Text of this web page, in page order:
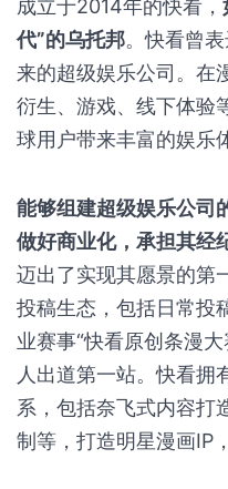
成立于2014年的快看，
代”的乌托邦。快看曾
来的超级娱乐公司。在
衍生、游戏、线下体验
球用户带来丰富的娱乐
能够组建超级娱乐公司
做好商业化，承担其经
迈出了实现其愿景的第
投稿生态，包括日常投
业赛事“快看原创条漫
人出道第一站。快看拥
系，包括奈飞式内容打
制等，打造明星漫画IP